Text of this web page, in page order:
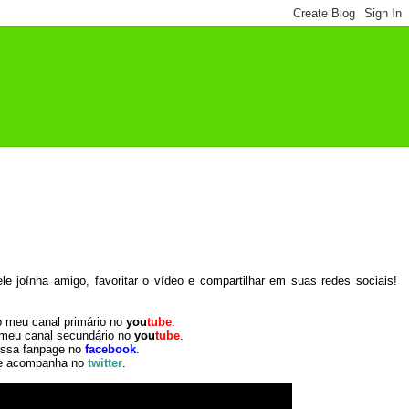
joínha amigo, favoritar o vídeo e compartilhar em suas redes sociais!
meu canal primário noyoutube.
canal secundário no youtube.
fanpage no facebook.
acompanha no twitter.